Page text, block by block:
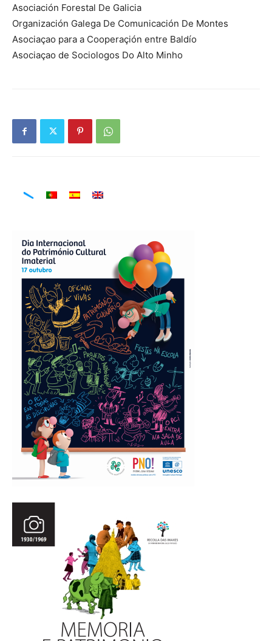
Asociación Forestal De Galicia
Organización Galega De Comunicación De Montes
Asociaçao para a Cooperaçión entre Baldío
Asociaçao de Sociologos Do Alto Minho